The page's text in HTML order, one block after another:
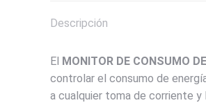
Descripción
El MONITOR DE CONSUMO
controlar el consumo de
a cualquier toma de corriente